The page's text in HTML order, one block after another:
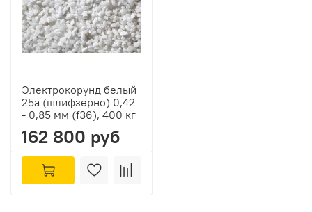
Электрокорунд белый
25а (шлифзерно) 0,42
- 0,85 мм (f36), 400 кг
162 800 руб